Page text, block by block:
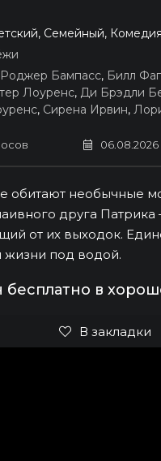
Семейный,
Роджер Бампасс, Билл
Лоуренс, Ди Брэдли
, Сирена Ирвин,
06.08.2026
обитают необычные
друга
от их выходок.
жизни под водой.
в
В закладки